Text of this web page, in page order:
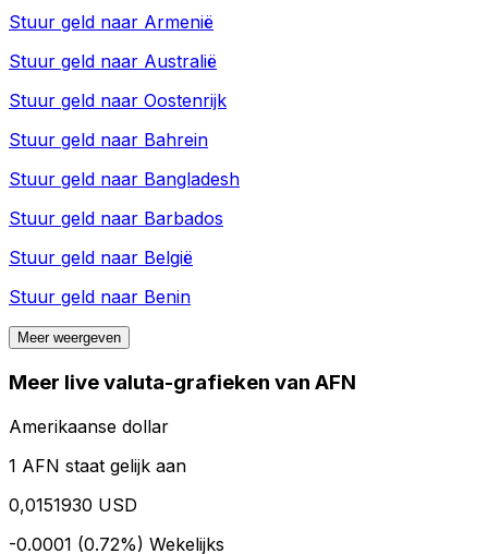
Stuur geld naar Armenië
Stuur geld naar Australië
Stuur geld naar Oostenrijk
Stuur geld naar Bahrein
Stuur geld naar Bangladesh
Stuur geld naar Barbados
Stuur geld naar België
Stuur geld naar Benin
Meer weergeven
Meer live valuta-grafieken van AFN
Amerikaanse dollar
1 AFN staat gelijk aan
0,0151930 USD
-0.0001 (0.72%) Wekelijks